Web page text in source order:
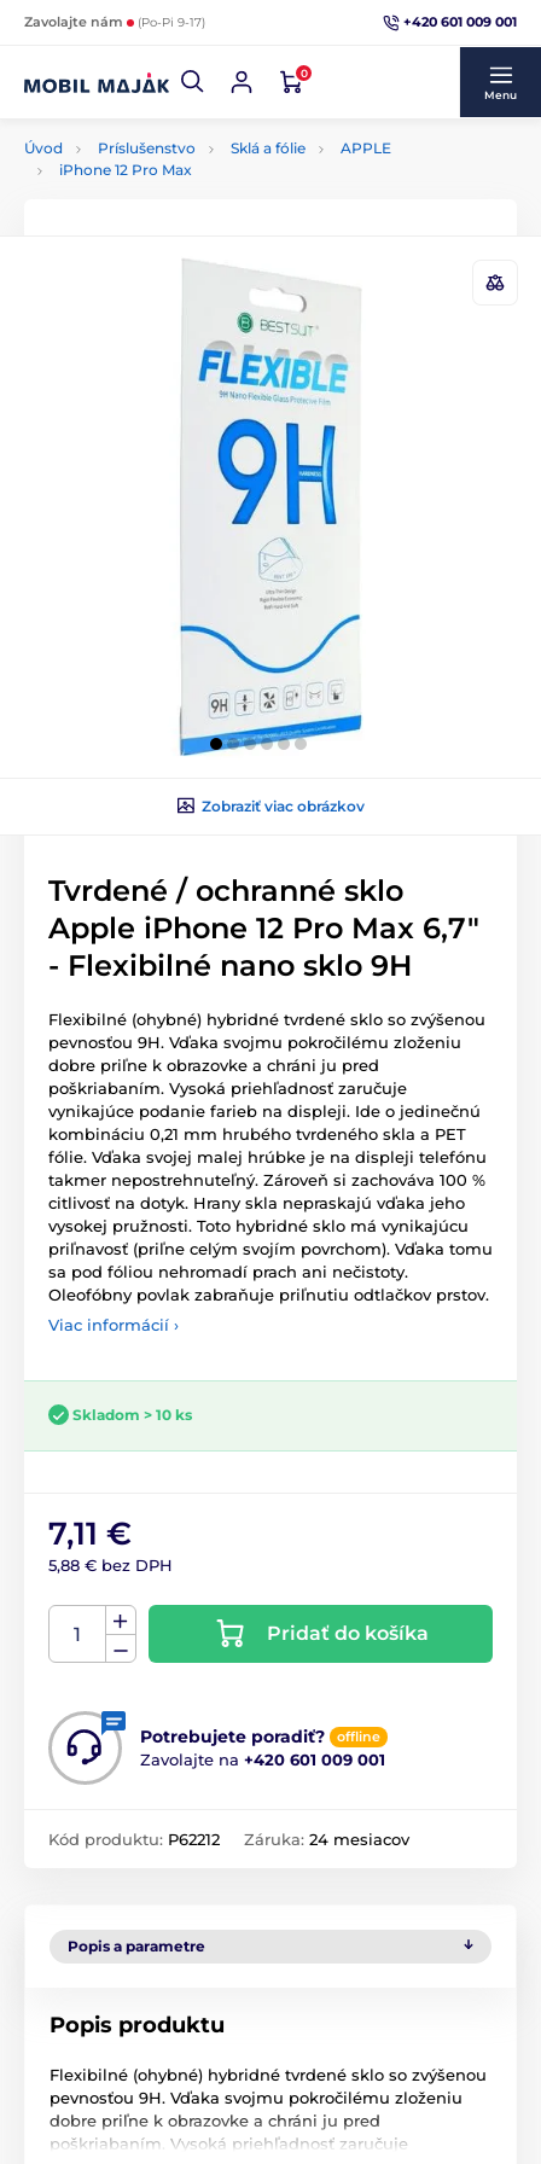
Zavolajte nám (Po-Pi 9-17) +420 601 009 001
0
Menu
Úvod Príslušenstvo Sklá a fólie
APPLE
iPhone 12 Pro Max
Zobraziť viac obrázkov
Tvrdené / ochranné sklo
Apple iPhone 12 Pro Max 6,7"
- Flexibilné nano sklo 9H
Flexibilné (ohybné) hybridné tvrdené sklo so zvýšenou
pevnosťou 9H. Vďaka svojmu pokročilému zloženiu
dobre priľne k obrazovke a chráni ju pred
poškriabaním. Vysoká priehľadnosť zaručuje
vynikajúce podanie farieb na displeji. Ide o jedinečnú
kombináciu 0,21 mm hrubého tvrdeného skla a PET
fólie. Vďaka svojej malej hrúbke je na displeji telefónu
takmer nepostrehnuteľný. Zároveň si zachováva 100 %
citlivosť na dotyk. Hrany skla nepraskajú vďaka jeho
vysokej pružnosti. Toto hybridné sklo má vynikajúcu
priľnavosť (priľne celým svojím povrchom). Vďaka tomu
sa pod fóliou nehromadí prach ani nečistoty.
Oleofóbny povlak zabraňuje priľnutiu odtlačkov prstov.
Viac informácií ›
Skladom > 10 ks
7,11 €
5,88 € bez DPH
Pridať do košíka
Potrebujete poradiť? offline
Zavolajte na +420 601 009 001
Kód produktu: P62212 Záruka: 24 mesiacov
Popis a parametre
Popis produktu
Flexibilné (ohybné) hybridné tvrdené sklo so zvýšenou
pevnosťou 9H. Vďaka svojmu pokročilému zloženiu
dobre priľne k obrazovke a chráni ju pred
poškriabaním. Vysoká priehľadnosť zaručuje